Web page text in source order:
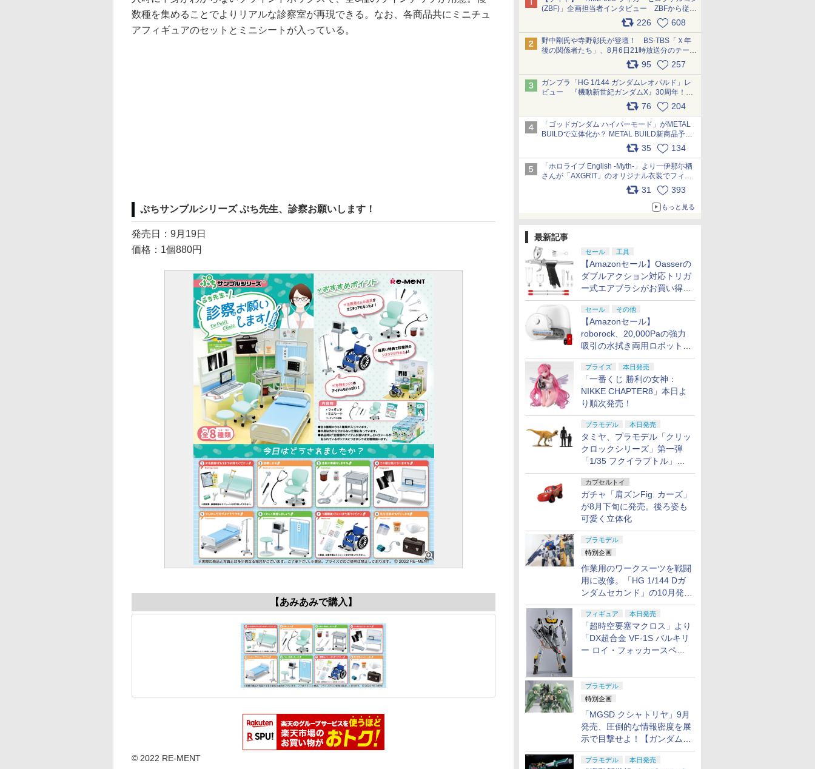
(ZBF)」企画担当者インタビュー ZBFから従来
デザインまで再現可能なボリューム満点のキッ
ト pic.x.com/6zOqQAQKkX
226 608
野中剛氏や寺野彰氏が登壇！ BS-TBS「Ｘ年
後の関係者たち」、8月6日21時放送分のテーマ
は「超合金」！ pic.x.com/uWyt1uyuFm
95 257
ガンプラ「HG 1/144 ガンダムレオパルド」レ
ビュー 『機動新世紀ガンダムX』30周年！イ
ンナーアームガトリングの変形機構まで再現し
最新フォーマットでキット化！
pic.x.com/nszPIDTpbg
76 204
「ゴッドガンダム ハイパーモード」がMETAL
BUILDで立体化か？ METAL BUILD新商品予告
が公開 pic.x.com/HIcLLIM3ar35 134
「ホロライブ English -Myth-」より一伊那尓栖
さんが「AXGRIT」のオリジナル衣装でフィギ
ュア化 pic.x.com/YMGhdIAzNa
31 393
もっと見る
最新記事
セール 工具
【Amazonセール】Oasserの
ダブルアクション対応トリガ
ー式エアブラシがお買い得価
格で登場！
セール その他
【Amazonセール】
roborock、20,000Paの強力
吸引の水拭き両用ロボット掃
除機「Qrevo Curv 2 Flow」
がお買い得！
プライズ 本日発売
「一番くじ 勝利の女神：
NIKKE CHAPTER8」本日よ
り順次発売！
プラモデル 本日発売
タミヤ、プラモデル「クリッ
クロックシリーズ」第一弾
「1/35 フクイラプトル」本
日発売！
カプセルトイ
ガチャ「肩ズンFig. カーズ」
が8月下旬に発売。後ろ姿も
可愛く立体化
プラモデル
特別企画
作業用のワークスーツを戦闘
用に改修。「HG 1/144 Dガ
ンダムセカンド」の10月発送
分が予約受付中【ガンダムベ
ース撮り下ろし】
フィギュア 本日発売
「超時空要塞マクロス」より
「DX超合金 VF-1S バルキリ
ー ロイ・フォッカースペシ
プラモデル
特別企画
「MGSD クシャトリヤ」9月
発売、圧倒的な情報密度を展
示で目撃せよ！【ガンダムベ
ース撮り下ろし】
プラモデル 本日発売
数種を集めることでよりリアルな診察室が再現できる。なお、各商品共にミニチュ
アフィギュアのセットとミニシートが入っている。
ぷちサンプルシリーズ ぷち先生、診察お願いします！
発売日：9月19日
価格：1個880円
【あみあみで購入】
© 2022 RE-MENT